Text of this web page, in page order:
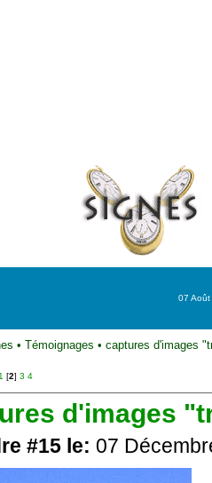
07
• Témoignages • captures d'images
1 [2] 3 4
d'images
#15 le: 07